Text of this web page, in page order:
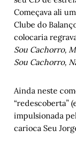
Começava ali
Clube do
colocaria
Sou Cachorro,
Sou Cachorro,
Ainda neste
“redescoberta”
impulsionada
carioca Seu